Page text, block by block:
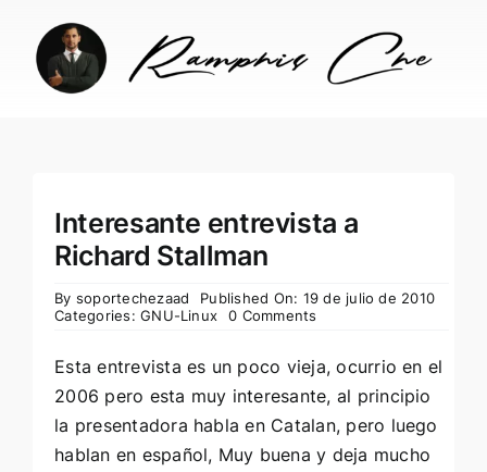
content
Interesante entrevista a
Richard Stallman
By soportechezaad
Published On: 19 de julio de 2010
Categories:GNU-Linux 0 Comments
Esta entrevista es un poco vieja, ocurrio en el
2006 pero esta muy interesante, al principio
la presentadora habla en Catalan, pero luego
hablan en español, Muy buena y deja mucho